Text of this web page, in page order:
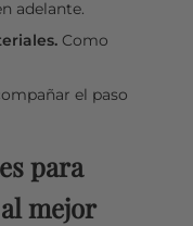
adelante.
Como
el paso
para
mejor